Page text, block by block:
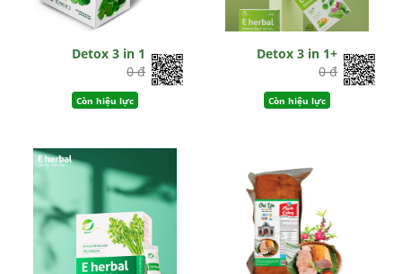
Detox 3 in 1
0 đ
Còn hiệu lực
Detox 3 in 1+
0 đ
Còn hiệu lực